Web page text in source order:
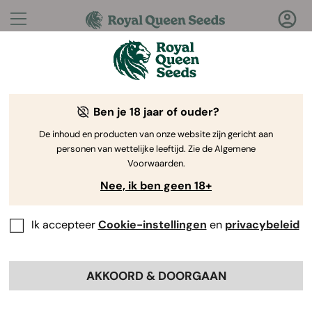
Vragen?Antwoorden!
Welkom bij de Royal Queen Seeds Help Center
Help Center > Kortingen > Back
Zijn acties of kortingen van
Ben je 18 jaar of ouder?
De inhoud en producten van onze website zijn gericht aan
personen van wettelijke leeftijd. Zie de Algemene
Voorwaarden.
Nee, ik ben geen 18+
Ik accepteerCookie-instellingen en privacybeleid
AKKOORD & DOORGAAN